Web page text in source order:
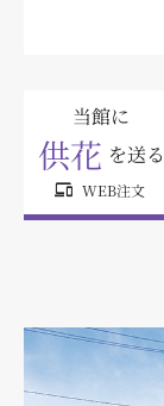
当館に
供花 を送る
devices WEB注文